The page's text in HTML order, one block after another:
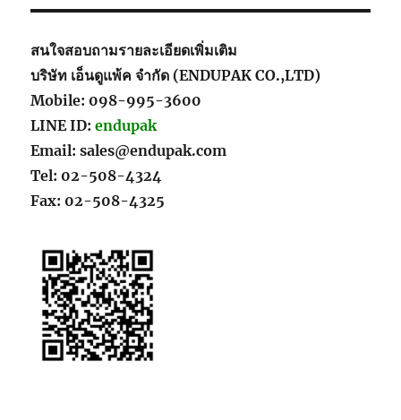
สนใจสอบถามรายละเอียดเพิ่มเติม
บริษัท เอ็นดูแพ้ค จำกัด (ENDUPAK CO.,LTD)
Mobile: 098-995-3600
LINE ID:endupak
Email: sales@endupak.com
Tel: 02-508-4324
Fax: 02-508-4325